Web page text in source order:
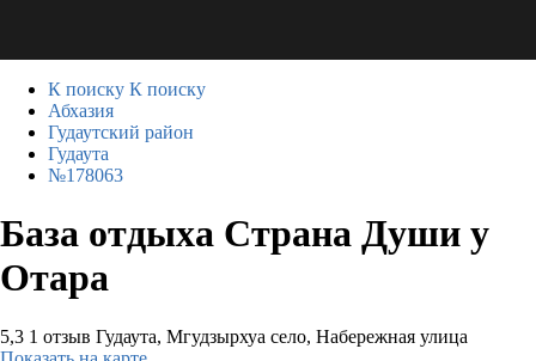
К поиску К поиску
Абхазия
Гудаутский район
Гудаута
№178063
База отдыха Страна Души у
Отара
5,3 1 отзыв Гудаута, Мгудзырхуа село, Набережная улица